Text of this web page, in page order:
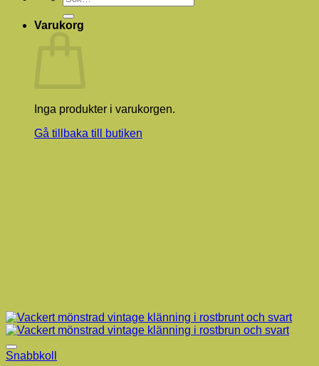
efter:
Varukorg
Inga produkter i varukorgen.
Gå tillbaka till butiken
Snabbkoll